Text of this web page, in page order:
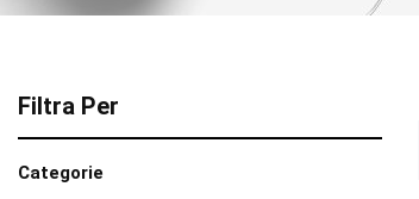
Filtra Per
Categorie